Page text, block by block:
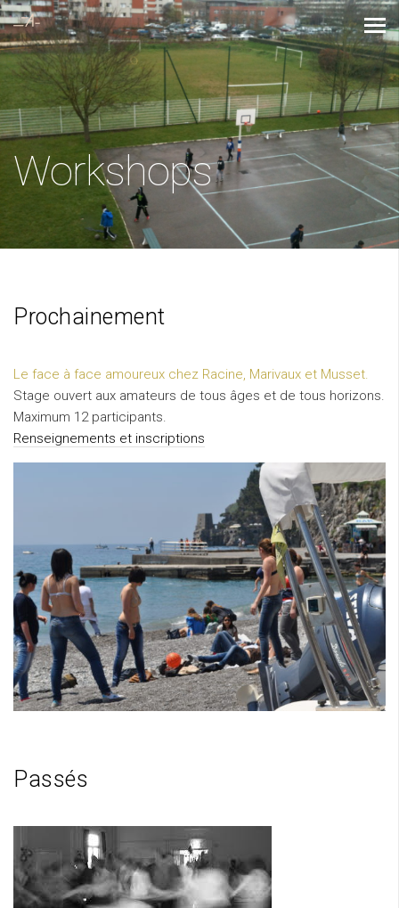
Workshops
Prochainement
Le face à face amoureux chez Racine, Marivaux et Musset.
Stage ouvert aux amateurs de tous âges et de tous horizons.
Maximum 12 participants.
Renseignements et inscriptions
Passés